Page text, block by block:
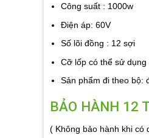
Công suất : 1000w
Điện áp: 60V
Số lõi đồng : 12 sợi
Cỡ lốp có thể sử
Sản phẩm đi theo bộ:
BẢO HÀNH 12
( Không bảo hành khi có